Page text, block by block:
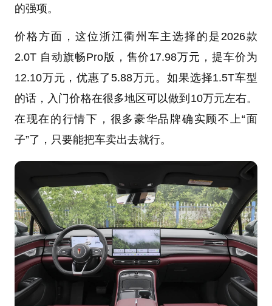
的强项。
价格方面，这位浙江衢州车主选择的是2026款
2.0T 自动旗畅Pro版，售价17.98万元，提车价为
12.10万元，优惠了5.88万元。如果选择1.5T车型
的话，入门价格在很多地区可以做到10万元左右。
在现在的行情下，很多豪华品牌确实顾不上“面
子”了，只要能把车卖出去就行。